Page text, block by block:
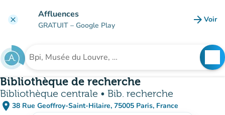
clear Affluences
GRATUIT – Google Play arrow_forward Voir
Rechercher un établissement
Bibliothèque de recherche
Bibliothèque centrale • Bib. recherche
place 38 Rue Geoffroy-Saint-Hilaire, 75005 Paris, France
(ouvrir dans Google Maps)
(nouvel onglet)